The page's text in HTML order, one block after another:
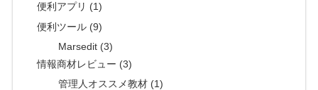
便利アプリ (1)
便利ツール (9)
Marsedit (3)
情報商材レビュー (3)
管理人オススメ教材 (1)